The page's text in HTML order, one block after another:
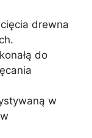
drewna
do
w